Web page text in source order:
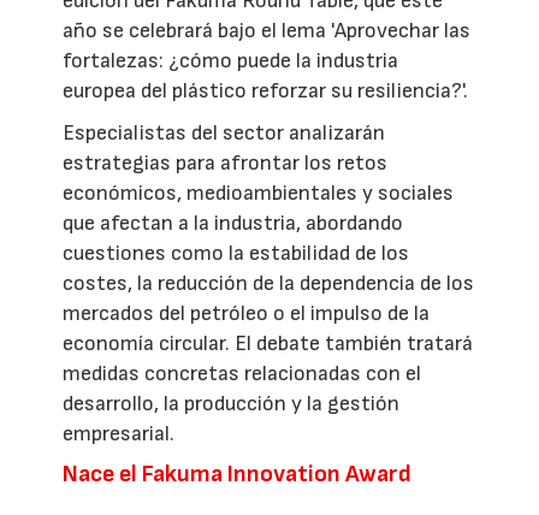
año se celebrará bajo el lema 'Aprovechar las
fortalezas: ¿cómo puede la industria
europea del plástico reforzar su resiliencia?'.
Especialistas del sector analizarán
estrategias para afrontar los retos
económicos, medioambientales y sociales
que afectan a la industria, abordando
cuestiones como la estabilidad de los
costes, la reducción de la dependencia de los
mercados del petróleo o el impulso de la
economía circular. El debate también tratará
medidas concretas relacionadas con el
desarrollo, la producción y la gestión
empresarial.
Nace el Fakuma Innovation Award